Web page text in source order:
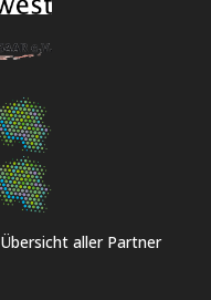
Übersicht aller Partner